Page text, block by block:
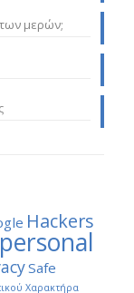
μερών;
Hackers
personal
Safe
Χαρακτήρα